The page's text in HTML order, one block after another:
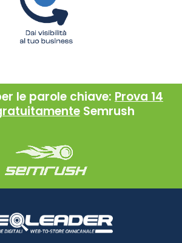
le parole chiave: Prova 14
Semrush